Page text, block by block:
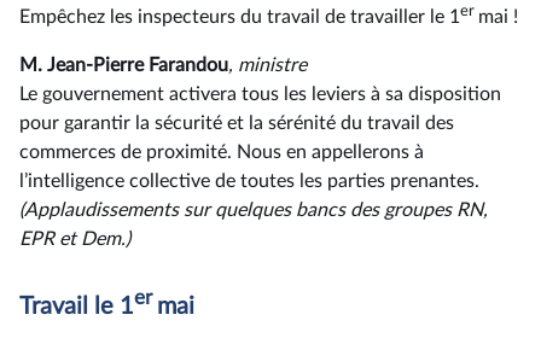
Empêchez les inspecteurs du travail de travailler le 1 er mai !
M. Jean-Pierre Farandou, ministre
Le gouvernement activera tous les leviers à sa disposition
pour garantir la sécurité et la sérénité du travail des
commerces de proximité. Nous en appellerons à
l’intelligence collective de toutes les parties prenantes.
(Applaudissements sur quelques bancs des groupes RN,
EPR et Dem.)
Travail le 1er mai